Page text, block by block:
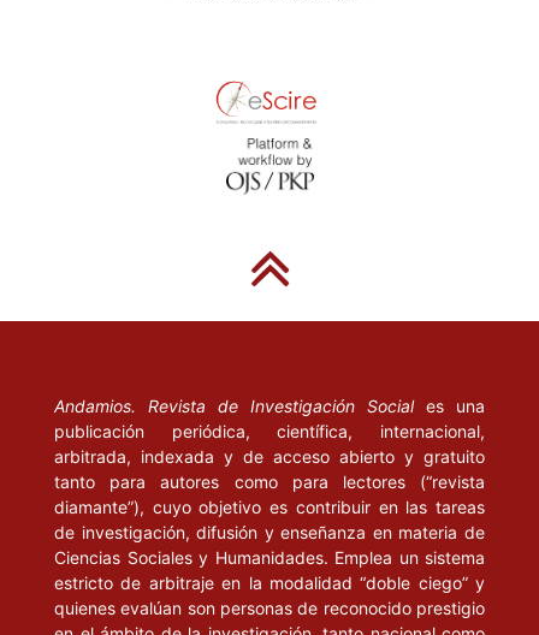
Andamios. Revista de Investigación Social es una
publicación periódica, científica, internacional,
arbitrada, indexada y de acceso abierto y gratuito
tanto para autores como para lectores (“revista
diamante”), cuyo objetivo es contribuir en las tareas
de investigación, difusión y enseñanza en materia de
Ciencias Sociales y Humanidades. Emplea un sistema
estricto de arbitraje en la modalidad “doble ciego” y
quienes evalúan son personas de reconocido prestigio